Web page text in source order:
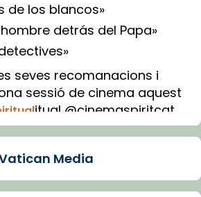
de los blancos»
hombre detrás del Papa»
seves recomanacions i
sessió de cinema aquest
itual @cinemaspiritcat
amb IA (OpenAI)
Media